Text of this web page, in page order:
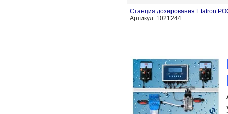
Станция дозирования Etatron
Артикул: 1021244